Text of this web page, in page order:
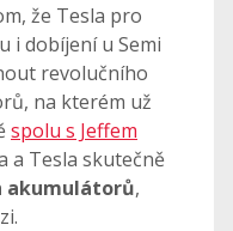
že Tesla pro
i dobíjení u Semi
revolučního
na kterém už
spolu s Jeffem
a Tesla skutečně
akumulátorů,